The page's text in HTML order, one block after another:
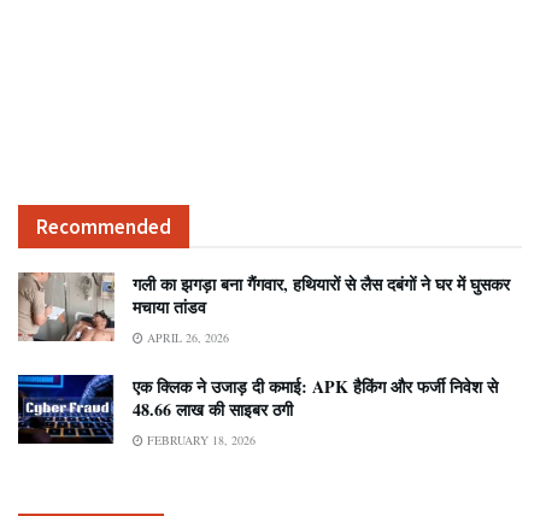
Recommended
गली का झगड़ा बना गैंगवार, हथियारों से लैस दबंगों ने घर में घुसकर
मचाया तांडव
APRIL 26, 2026
एक क्लिक ने उजाड़ दी कमाई: APK हैकिंग और फर्जी निवेश से
48.66 लाख की साइबर ठगी
FEBRUARY 18, 2026